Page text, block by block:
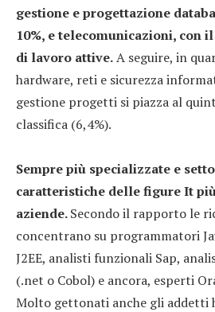
gestione e progettazione
10%, e telecomunicazioni, con
di lavoro attive.A seguire, in
hardware, reti e sicurezza
gestione progetti si piazza al
classifica (6,4%).
Sempre più specializzate e
caratteristiche delle figure It
aziende.Secondo il rapporto le
concentrano su programmatori
J2EE, analisti funzionali Sap,
(.net o Cobol) e ancora, esperti
Molto gettonati anche gli addetti